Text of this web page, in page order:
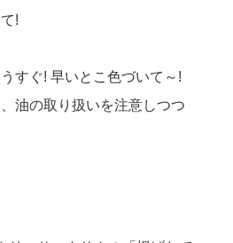
!
すぐ! 早いとこ色づいて～!
油の取り扱いを注意しつつ